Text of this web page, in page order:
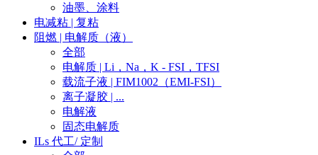
油墨、涂料
电减粘 | 复粘
阻燃 | 电解质（液）
全部
电解质 | Li，Na，K - FSI，TFSI
载流子液 | FIM1002（EMI-FSI）
离子凝胶 | ...
电解液
固态电解质
ILs 代工/ 定制